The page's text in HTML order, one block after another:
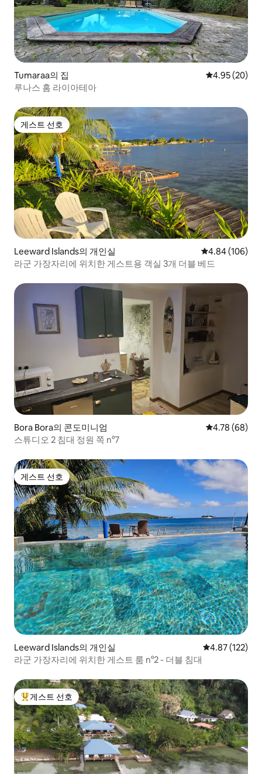
Tumaraa의 집 평점 4.95점(5
4.95 (20)
루나스 홈 라이아테아
게스트 선호
게스트 선호
Leeward Islands의 개인실 평점 4.84점(5
4.84 (106)
라군 가장자리에 위치한 게스트용 객실 3개 더블 베드
Bora Bora의 콘도미니엄 평점 4.78점(5
4.78 (68)
스튜디오 2 침대 정원 쪽 n°7
게스트 선호
게스트 선호
Leeward Islands의 개인실 평점 4.87점(5
4.87 (122)
라군 가장자리에 위치한 게스트 룸 n°2 - 더블 침대
상위 게스트 선호
게스트 선호